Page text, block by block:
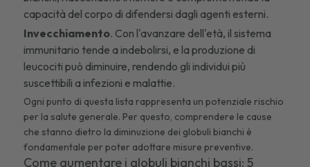
capacità del corpo di difendersi dagli agenti esterni.
Invecchiamento. Con l'avanzare dell'età, il sistema
immunitario tende a indebolirsi, e la produzione di
leucociti può diminuire, rendendo gli individui più
suscettibili a infezioni e malattie.
Ogni punto di questa lista rappresenta un potenziale rischio
per la salute generale. Per questo, comprendere le cause
che stanno dietro la diminuzione dei globuli bianchi è
fondamentale per poter adottare misure preventive.
Come aumentare i globuli bianchi bassi: 5